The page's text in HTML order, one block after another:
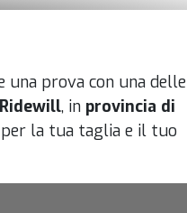
una prova con una delle
Ridewill, in provincia di
la tua taglia e il tuo